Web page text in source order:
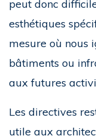
peut donc
esthétiques
mesure où nous
bâtiments ou
aux futures
Les directives
utile aux